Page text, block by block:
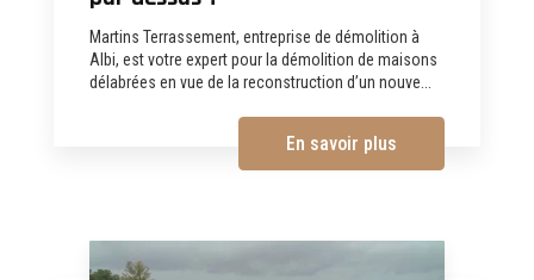
Martins Terrassement, entreprise de démolition à
Albi, est votre expert pour la démolition de maisons
délabrées en vue de la reconstruction d’un nouve...
En savoir plus